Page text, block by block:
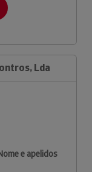
Lda
e apelidos